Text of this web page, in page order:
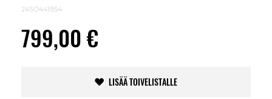
24SO441954
799,00 €
LISÄÄ TOIVELISTALLE
images